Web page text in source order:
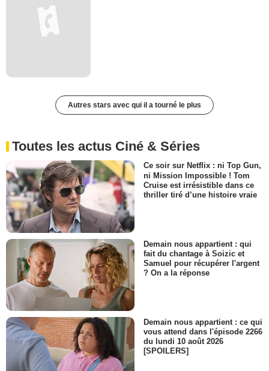
Autres stars avec qui il a tourné le plus
Toutes les actus Ciné & Séries
Ce soir sur Netflix : ni Top Gun,
ni Mission Impossible ! Tom
Cruise est irrésistible dans ce
thriller tiré d’une histoire vraie
Demain nous appartient : qui
fait du chantage à Soizic et
Samuel pour récupérer l'argent
? On a la réponse
Demain nous appartient : ce qui
vous attend dans l'épisode 2266
du lundi 10 août 2026
[SPOILERS]